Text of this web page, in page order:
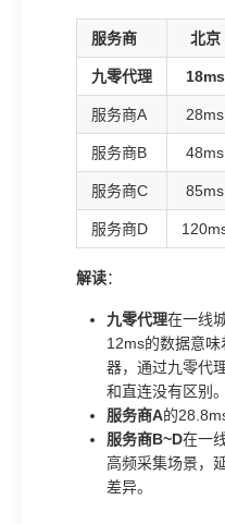
服务商 北京
九零代理 18ms
服务商A 28ms
服务商B 48ms
服务商C 85ms
服务商D
解读：
九零代理在一线
12ms的数据意
器，通过九零代
和直连没有区别。
服务商A的
服务商B~D在一
高频采集场景，
差异。